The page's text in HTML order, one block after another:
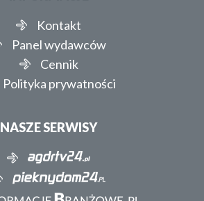
Kontakt
Panel wydawców
Cennik
Polityka prywatności
NASZE SERWISY